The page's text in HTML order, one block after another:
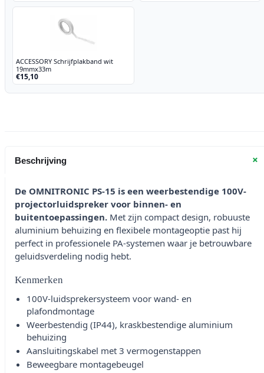
ACCESSORY Schrijfplakband wit
19mmx33m
€15,10
Beschrijving +
De OMNITRONIC PS-15 is een weerbestendige 100V-
projectorluidspreker voor binnen- en
buitentoepassingen. Met zijn compact design, robuuste
aluminium behuizing en flexibele montageoptie past hij
perfect in professionele PA-systemen waar je betrouwbare
geluidsverdeling nodig hebt.
Kenmerken
100V-luidsprekersysteem voor wand- en
plafondmontage
Weerbestendig (IP44), kraskbestendige aluminium
behuizing
Aansluitingskabel met 3 vermogenstappen
Beweegbare montagebeugel